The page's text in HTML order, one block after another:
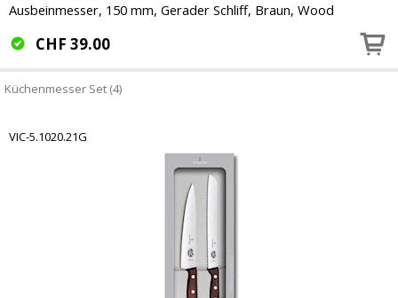
Ausbeinmesser, 150 mm, Gerader Schliff, Braun, Wood
CHF 39.00
Küchenmesser Set (4)
VIC-5.1020.21G